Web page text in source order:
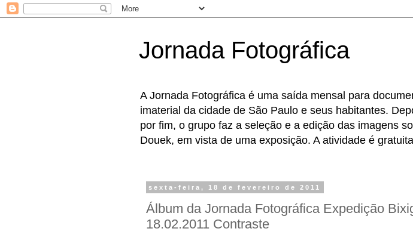
Jornada Fotográfica
A Jornada Fotográfica é uma saída mensal para
imaterial da cidade de São Paulo e seus habitantes.
por fim, o grupo faz a seleção e a edição das imagens
Douek, em vista de uma exposição. A atividade é
sexta-feira, 18 de fevereiro de 2011
Álbum da Jornada Fotográfica Expedição
18.02.2011 Contraste